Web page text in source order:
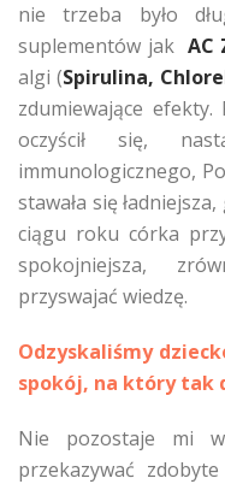
nie trzeba było
suplementów jak AC
algi (Spirulina,
zdumiewające efekty.
oczyścił się,
immunologicznego,
stawała się
ciągu roku córka
spokojniejsza,
przyswajać wiedzę.
Odzyskaliśmy
spokój, na który tak
Nie pozostaje mi
przekazywać